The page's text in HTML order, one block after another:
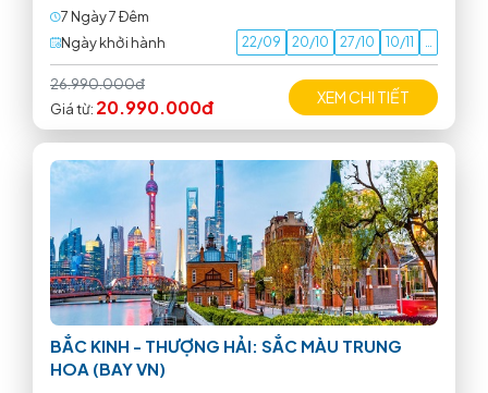
7 Ngày 7 Ðêm
Ngày khởi hành
22/09 20/10 27/10 10/11 …
26.990.000đ
Giá từ: 20.990.000đ XEM CHI TIẾT
BẮC KINH - THƯỢNG HẢI: SẮC MÀU TRUNG
HOA (BAY VN)